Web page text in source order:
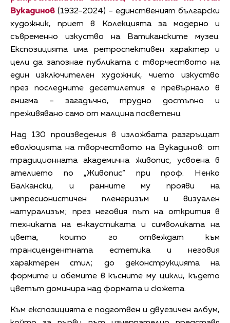
Вукадинов (1932–2024) – единственият български
художник, приет в Колекцията за модерно и
съвременно изкуство на Ватиканските музеи.
Експозицията има ретроспективен характер и
цели да запознае публиката с творчеството на
един изключителен художник, чието изкуство
през последните десетилетия е превърнало в
енигма – загадъчно, трудно достъпно и
преживявано само от малцина посветени.
Над 130 произведения в изложбата разгръщат
еволюцията на творчеството на Вукадинов: от
традиционната академична живопис, усвоена в
ателието по „Живопис“ при проф. Ненко
Балкански, и ранните му прояви на
импресионистичен пленеризъм и визуален
натурализъм; през неговия път на открития в
техниката на енкаустиката и символиката на
цвета, които го отвеждат към
трансцендентната естетика и неговия
характерен стил; до деконструкцията на
формите и обемите в късните му цикли, където
цветът доминира над формата и сюжета.
Към експозицията е подготвен и двуезичен албум,